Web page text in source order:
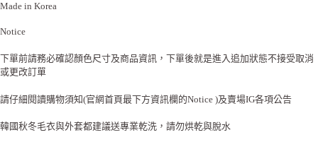
Made in Korea
Notice
下單前請務必確認顏色尺寸及商品資訊，下單後就是進入追加狀態不接受取消
或更改訂單
請仔細閱讀購物須知(官網首頁最下方資訊欄的Notice )及賣場IG各項公告
韓國秋冬毛衣與外套都建議送專業乾洗，請勿烘乾與脫水